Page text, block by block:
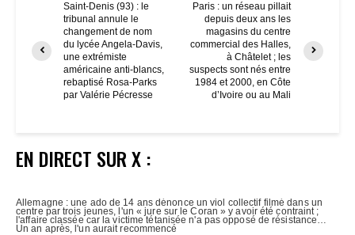
Saint-Denis (93) : le
tribunal annule le
changement de nom
du lycée Angela-Davis,
une extrémiste
américaine anti-blancs,
rebaptisé Rosa-Parks
par Valérie Pécresse
Paris : un réseau pillait
depuis deux ans les
magasins du centre
commercial des Halles,
à Châtelet ; les
suspects sont nés entre
1984 et 2000, en Côte
d’Ivoire ou au Mali
EN DIRECT SUR X :